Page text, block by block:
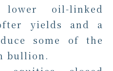
oil-linked
yields and a
some of the
bullion.